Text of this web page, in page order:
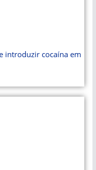
introduzir cocaína em